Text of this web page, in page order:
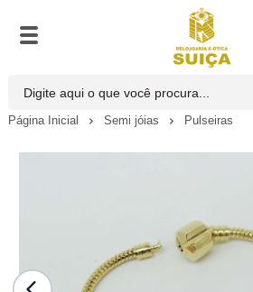
Página Inicial Semi jóias Pulseiras